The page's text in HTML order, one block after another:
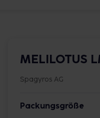
MELILOTUS
Spagyros AG
Packungsgröße